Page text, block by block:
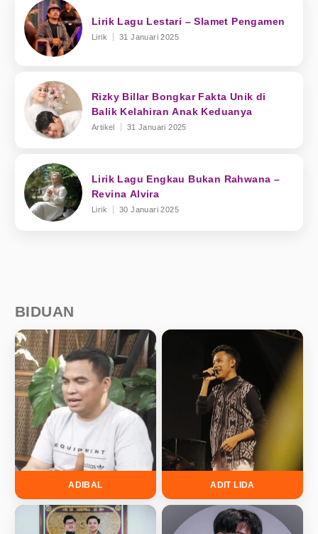
Lirik Lagu Lestari – Slamet Pengamen
Lirik 31 Januari 2025
Rizky Billar Bongkar Fakta Unik di
Balik Kelahiran Anak Keduanya
Artikel 31 Januari 2025
Lirik Lagu Engkau Bukan Rahwana –
Revina Alvira
Lirik 30 Januari 2025
BIDUAN
ADIBAL ADIT LIDA